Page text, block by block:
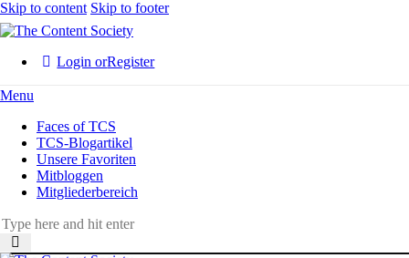
Skip to content Skip to footer
Login orRegister
Menu
Faces of TCS
TCS-Blogartikel
Unsere Favoriten
Mitbloggen
Mitgliederbereich